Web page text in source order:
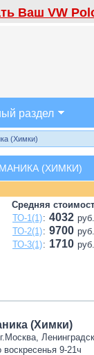
Ваш VW
раздел
(Химки)
(ХИМКИ)
Средняя
ТО-1(1): 4032 руб.
ТО-2(1): 9700 руб.
ТО-3(1): 1710 руб.
(Химки)
9-21ч